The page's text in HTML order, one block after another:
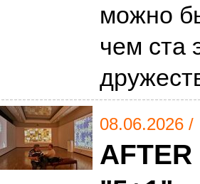
можно
чем ста
08.06.2026 /